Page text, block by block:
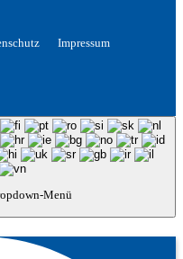
Impressum